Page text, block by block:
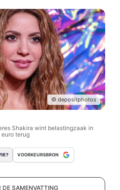
© depositphotos
Shakira wint belastingzaak in
terug
VOORKEURSBRON
DE SAMENVATTING